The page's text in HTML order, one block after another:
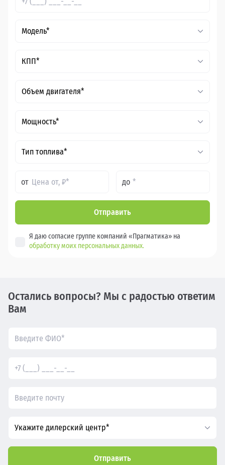
Модель*
КПП*
Объем двигателя*
Мощность*
Тип топлива*
от до
Отправить
Я даю согласие группе компаний «Прагматика» на
обработку моих персональных данных.
Остались вопросы? Мы с радостью ответим
Вам
Укажите дилерский центр*
Отправить